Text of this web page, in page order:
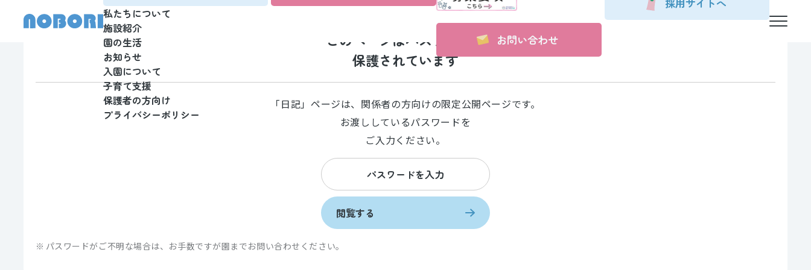
私たちについて
施設紹介
園の生活
お知らせ
入園について
子育て支援
保護者の方向け
プライバシーポリシー
お問い合わせ
このページはパスワードで
保護されています
「日記」ページは、関係者の方向けの限定公開ページです。
お渡ししているパスワードを
ご入力ください。
閲覧する
パスワードがご不明な場合は、お手数ですが園までお問い合わせください。